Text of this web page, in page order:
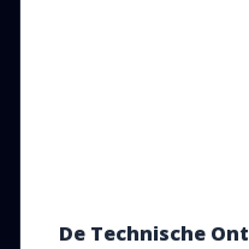
De Technische